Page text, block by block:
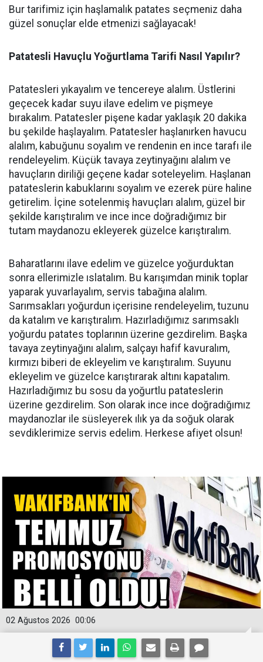
Bur tarifimiz için haşlamalık patates seçmeniz daha
güzel sonuçlar elde etmenizi sağlayacak!
Patatesli Havuçlu Yoğurtlama Tarifi Nasıl Yapılır?
Patatesleri yıkayalım ve tencereye alalım. Üstlerini
geçecek kadar suyu ilave edelim ve pişmeye
bırakalım. Patatesler pişene kadar yaklaşık 20 dakika
bu şekilde haşlayalım. Patatesler haşlanırken havucu
alalım, kabuğunu soyalım ve rendenin en ince tarafı ile
rendeleyelim. Küçük tavaya zeytinyağını alalım ve
havuçların diriliği geçene kadar soteleyelim. Haşlanan
patateslerin kabuklarını soyalım ve ezerek püre haline
getirelim. İçine sotelenmiş havuçları alalım, güzel bir
şekilde karıştıralım ve ince ince doğradığımız bir
tutam maydanozu ekleyerek güzelce karıştıralım.
Baharatlarını ilave edelim ve güzelce yoğurduktan
sonra ellerimizle ıslatalım. Bu karışımdan minik toplar
yaparak yuvarlayalım, servis tabağına alalım.
Sarımsakları yoğurdun içerisine rendeleyelim, tuzunu
da katalım ve karıştıralım. Hazırladığımız sarımsaklı
yoğurdu patates toplarının üzerine gezdirelim. Başka
tavaya zeytinyağını alalım, salçayı hafif kavuralım,
kırmızı biberi de ekleyelim ve karıştıralım. Suyunu
ekleyelim ve güzelce karıştırarak altını kapatalım.
Hazırladığımız bu sosu da yoğurtlu patateslerin
üzerine gezdirelim. Son olarak ince ince doğradığımız
maydanozlar ile süsleyerek ılık ya da soğuk olarak
sevdiklerimize servis edelim. Herkese afiyet olsun!
00:06
02 Ağustos 2026